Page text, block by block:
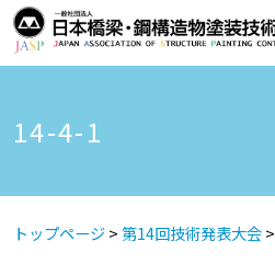
14-4-1
トップページ>第14回技術発表大会>